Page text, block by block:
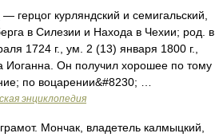
— герцог курляндский и семигальский,
в Силезии и Находа в Чехии; род. в
1724 г., ум. 2 (13) января 1800 г.,
Иоганна. Он получил хорошее по тому
по воцарении&#8230; …
энциклопедия
Мончак, владетель калмыцкий,